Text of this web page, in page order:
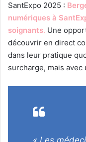
SantExpo 2025 :
numériques à
soignants. Une
découvrir en direct
dans leur pratique
surcharge, mais avec